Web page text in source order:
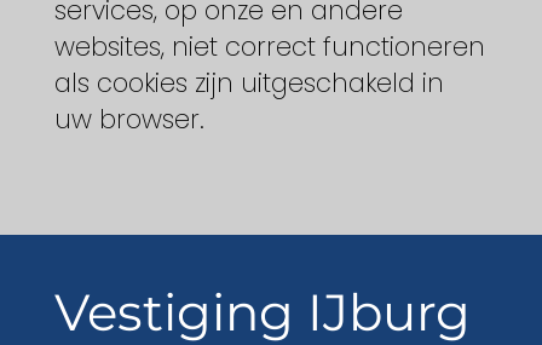
services, op onze en andere
websites, niet correct functioneren
als cookies zijn uitgeschakeld in
uw browser.
Vestiging IJburg